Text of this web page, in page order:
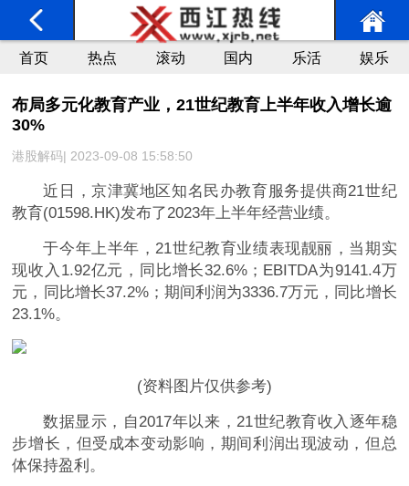
首页 热点 滚动 国内 乐活 娱乐
布局多元化教育产业，21世纪教育上半年收入增长逾
30%
港股解码| 2023-09-08 15:58:50
近日，京津冀地区知名民办教育服务提供商21世纪
教育(01598.HK)发布了2023年上半年经营业绩。
于今年上半年，21世纪教育业绩表现靓丽，当期实
现收入1.92亿元，同比增长32.6%；EBITDA为9141.4万
元，同比增长37.2%；期间利润为3336.7万元，同比增长
23.1%。
(资料图片仅供参考)
数据显示，自2017年以来，21世纪教育收入逐年稳
步增长，但受成本变动影响，期间利润出现波动，但总
体保持盈利。